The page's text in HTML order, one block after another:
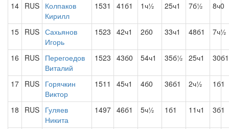
14 RUS Колпаков
Кирилл
1531 41б1 1ч½ 25ч1 7б½ 8ч0
15 RUS Сахьянов
Игорь
1523 42ч1 2б0 33ч1 48б1 7ч½
16 RUS Перегоедов
Виталий
1523 43б0 54ч1 35б½ 25ч1 30б1
17 RUS Горячкин
Виктор
1511 45ч1 4б0 36б1 2ч½ 1б1
18 RUS Гуляев
Никита
1497 46б1 5ч½ 1б1 11ч1 3б1